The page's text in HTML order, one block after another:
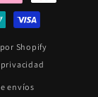
Shopify
envíos